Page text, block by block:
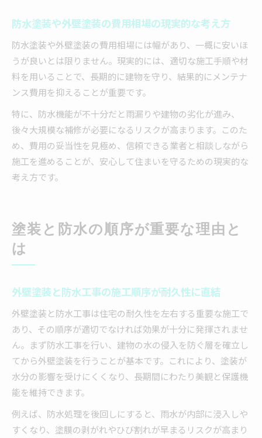
防水塗装や外壁塗装の費用相場の現実的な考え方
防水塗装や外壁塗装の費用相場には幅があり、一概に安いほ
うが良いとは限りません。現実的には、適切な施工手順や材
料を用いることで、長期的に建物を守り、結果的にメンテナ
ンス費用を抑えることが重要です。
特に、防水機能が不十分だと雨漏りや建物の劣化が進み、
後々大規模な補修が必要になるリスクが高まります。このた
め、費用の妥当性を見極め、信頼できる業者と相談しながら
施工を進めることが、安心して住まいを守るための現実的な
考え方です。
塗装と防水の順序が重要な理由と
は
外壁塗装と防水工事の施工順序が耐久性に直結
外壁塗装と防水工事は住宅の耐久性を左右する重要な施工で
あり、その順序が適切でなければ効果が十分に発揮されませ
ん。まず防水工事を行い、建物の水の侵入を防ぐ層を確立し
てから外壁塗装を行うことが基本です。これにより、塗装が
水分の影響を受けにくくなり、長期間にわたり美観と保護機
能を維持できます。
例えば、防水処理を後回しにすると、雨水が内部に浸入しや
すくなり、塗膜の剥がれやひび割れが早まるリスクが高まり